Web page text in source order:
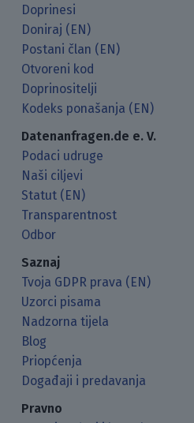
Doprinesi
Doniraj (EN)
Postani član (EN)
Otvoreni kod
Doprinositelji
Kodeks ponašanja (EN)
Datenanfragen.de e. V.
Podaci udruge
Naši ciljevi
Statut (EN)
Transparentnost
Odbor
Saznaj
Tvoja GDPR prava (EN)
Uzorci pisama
Nadzorna tijela
Blog
Priopćenja
Događaji i predavanja
Pravno